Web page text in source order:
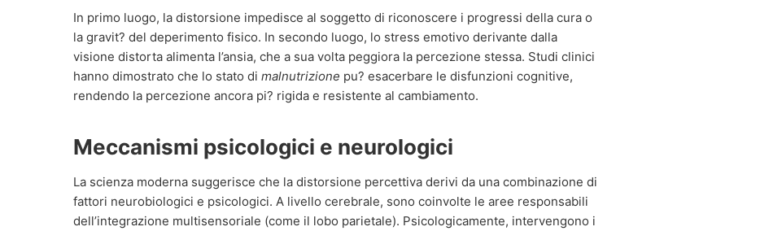
In primo luogo, la distorsione impedisce al soggetto di riconoscere i progressi della cura o
la gravit? del deperimento fisico. In secondo luogo, lo stress emotivo derivante dalla
visione distorta alimenta l’ansia, che a sua volta peggiora la percezione stessa. Studi clinici
hanno dimostrato che lo stato di malnutrizione pu? esacerbare le disfunzioni cognitive,
rendendo la percezione ancora pi? rigida e resistente al cambiamento.
Meccanismi psicologici e neurologici
La scienza moderna suggerisce che la distorsione percettiva derivi da una combinazione di
fattori neurobiologici e psicologici. A livello cerebrale, sono coinvolte le aree responsabili
dell’integrazione multisensoriale (come il lobo parietale). Psicologicamente, intervengono i